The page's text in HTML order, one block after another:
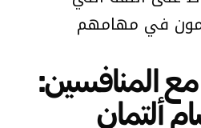
في مهامهم
المنافسين:
ألتمان